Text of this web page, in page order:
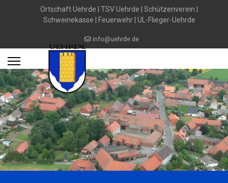
Ortschaft Uehrde TSV Uehrde Schützenverein
Schweinekasse
Feuerwehr| UL-Flieger-Uehrde
info@uehrde.de